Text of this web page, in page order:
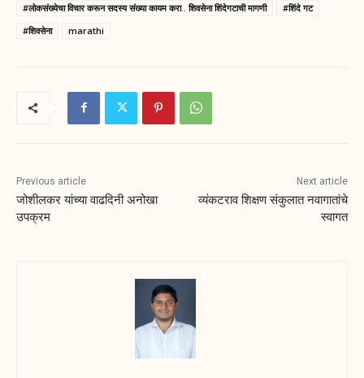
#लोकसंख्येचा विचार करून सदस्य संख्या कायम करा.. शिवसेना शिंदेगटाची मागणी
#शिंदे गट
#शिवसेना
marathi
Previous article
जोशीलकर यांच्या वाढदिनी अनोखा
उपक्रम
Next article
व्यंकटराव शिक्षण संकुलात नवागातांचे
स्वागत